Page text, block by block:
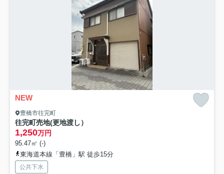
NEW
豊橋市往完町
往完町売地(更地渡し）
1,250万円
95.47㎡ (-)
東海道本線「豊橋」駅 徒歩15分
公共下水